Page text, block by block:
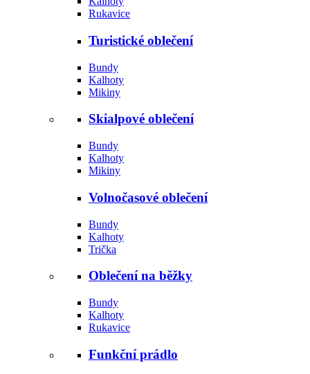
Rukavice
Turistické oblečení
Bundy
Kalhoty
Mikiny
Skialpové oblečení
Bundy
Kalhoty
Mikiny
Volnočasové oblečení
Bundy
Kalhoty
Trička
Oblečení na běžky
Bundy
Kalhoty
Rukavice
Funkční prádlo